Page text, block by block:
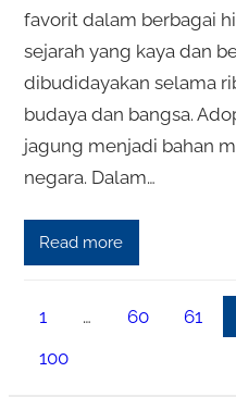
favorit dalam berbagai
sejarah yang kaya dan
dibudidayakan selama
budaya dan bangsa.
jagung menjadi bahan
negara. Dalam…
Read more
1 … 60 61
100